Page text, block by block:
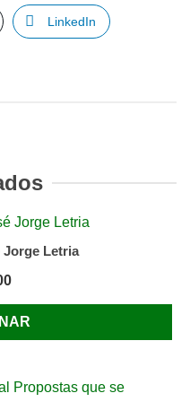
LinkedIn
Jorge Letria